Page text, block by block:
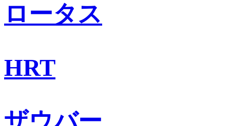
ロータス
HRT